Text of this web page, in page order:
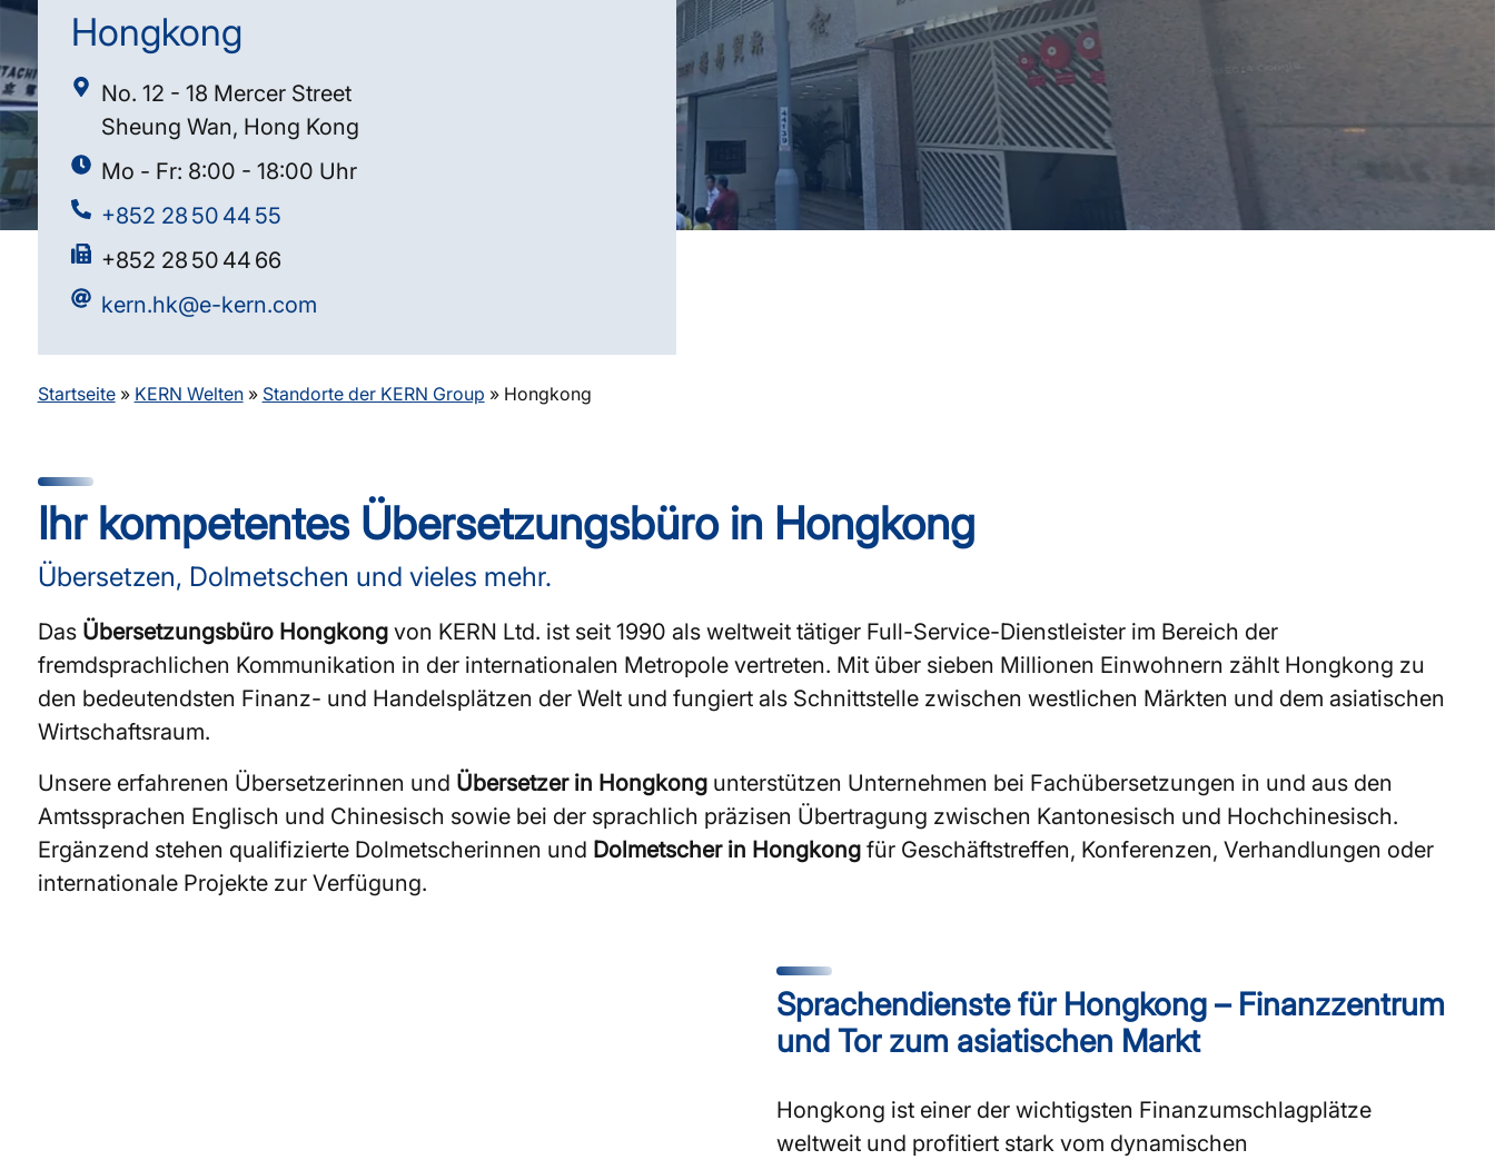
Hongkong
No. 12 - 18 Mercer Street
Sheung Wan, Hong Kong
Mo - Fr: 8:00 - 18:00 Uhr
+852 28 50 44 55
+852 28 50 44 66
kern.hk@e-kern.com
Startseite» KERN Welten» Standorte der KERN Group » Hongkong
Ihr kompetentes Übersetzungsbüro in Hongkong
Übersetzen, Dolmetschen und vieles mehr.
Das Übersetzungsbüro Hongkongvon KERN Ltd. ist seit 1990 als weltweit tätiger Full-Service-Dienstleister im Bereich der
fremdsprachlichen Kommunikation in der internationalen Metropole vertreten. Mit über sieben Millionen Einwohnern zählt Hongkong zu
den bedeutendsten Finanz- und Handelsplätzen der Welt und fungiert als Schnittstelle zwischen westlichen Märkten und dem asiatischen
Wirtschaftsraum.
Unsere erfahrenen Übersetzerinnen und Übersetzer in Hongkongunterstützen Unternehmen bei Fachübersetzungen in und aus den
Amtssprachen Englisch und Chinesisch sowie bei der sprachlich präzisen Übertragung zwischen Kantonesisch und Hochchinesisch.
Ergänzend stehen qualifizierte Dolmetscherinnen und Dolmetscher in Hongkongfür Geschäftstreffen, Konferenzen, Verhandlungen oder
internationale Projekte zur Verfügung.
Sprachendienste für Hongkong – Finanzzentrum
und Tor zum asiatischen Markt
Hongkong ist einer der wichtigsten Finanzumschlagplätze
weltweit und profitiert stark vom dynamischen